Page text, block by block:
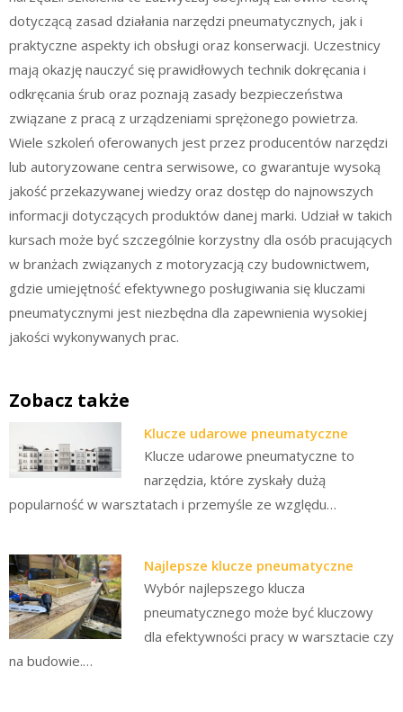
dotyczącą zasad działania narzędzi pneumatycznych, jak i
praktyczne aspekty ich obsługi oraz konserwacji. Uczestnicy
mają okazję nauczyć się prawidłowych technik dokręcania i
odkręcania śrub oraz poznają zasady bezpieczeństwa
związane z pracą z urządzeniami sprężonego powietrza.
Wiele szkoleń oferowanych jest przez producentów narzędzi
lub autoryzowane centra serwisowe, co gwarantuje wysoką
jakość przekazywanej wiedzy oraz dostęp do najnowszych
informacji dotyczących produktów danej marki. Udział w takich
kursach może być szczególnie korzystny dla osób pracujących
w branżach związanych z motoryzacją czy budownictwem,
gdzie umiejętność efektywnego posługiwania się kluczami
pneumatycznymi jest niezbędna dla zapewnienia wysokiej
jakości wykonywanych prac.
Zobacz także
Klucze udarowe pneumatyczne
Klucze udarowe pneumatyczne to
narzędzia, które zyskały dużą
popularność w warsztatach i przemyśle ze względu…
Najlepsze klucze pneumatyczne
Wybór najlepszego klucza
pneumatycznego może być kluczowy
dla efektywności pracy w warsztacie czy
na budowie.…